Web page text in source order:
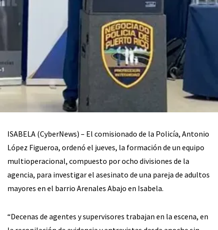
ISABELA (CyberNews) – El comisionado de la Policía, Antonio
López Figueroa, ordenó el jueves, la formación de un equipo
multioperacional, compuesto por ocho divisiones de la
agencia, para investigar el asesinato de una pareja de adultos
mayores en el barrio Arenales Abajo en Isabela.
“Decenas de agentes y supervisores trabajan en la escena, en